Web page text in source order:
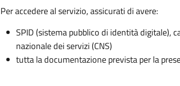
Per accedere al servizio, assicurati di avere:
SPID (sistema pubblico di identità digitale),
nazionale dei servizi (CNS)
tutta la documentazione prevista per la